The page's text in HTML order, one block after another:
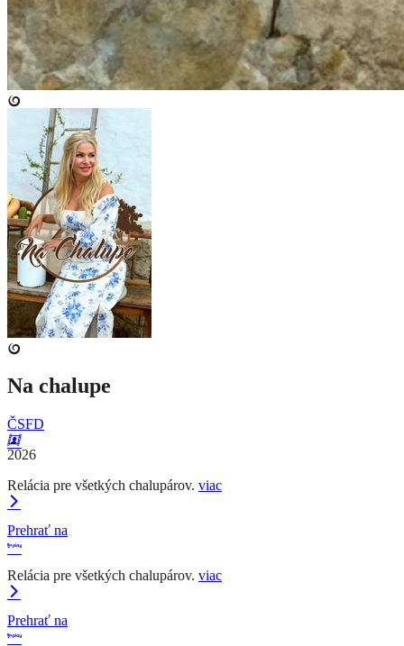
Na chalupe
ČSFD
2026
Relácia pre všetkých chalupárov. viac
Prehrať na
Relácia pre všetkých chalupárov. viac
Prehrať na